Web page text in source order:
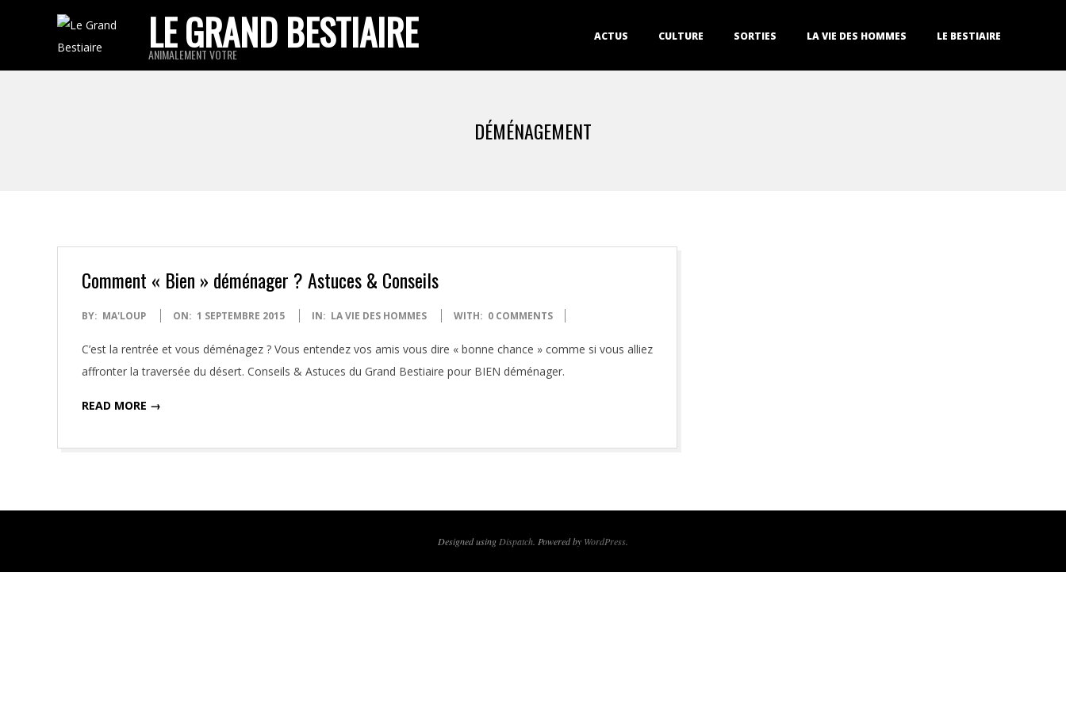
LE GRAND BESTIAIRE
ANIMALEMENT VOTRE
Menu
ACTUS CULTURE SORTIES LA VIE DES HOMMES LE BESTIAIRE
DÉMÉNAGEMENT
Comment « Bien » déménager ? Astuces & Conseils
2015-
01
BY: MA'LOUP ON: 1 SEPTEMBRE 2015 IN: LA VIE DES HOMMES WITH: 0 COMMENTS
C’est la rentrée et vous déménagez ? Vous entendez vos amis vous dire « bonne chance » comme si vous alliez
affronter la traversée du désert. Conseils & Astuces du Grand Bestiaire pour BIEN déménager.
READ MORE →
Designed using Dispatch . Powered by WordPress